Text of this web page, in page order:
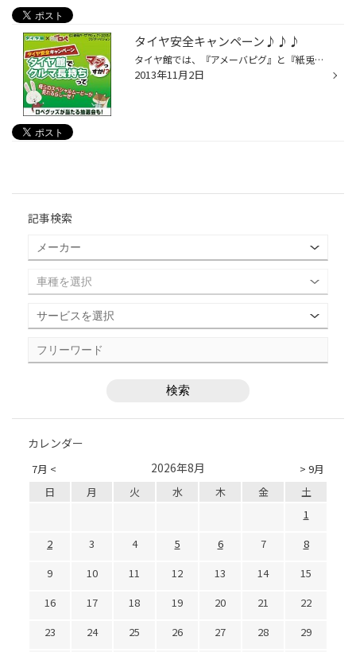
タイヤ安全キャンペーン♪♪♪
タイヤ館では、『アメーバピグ』と『紙兎ロぺ』との タイヤ安全キャンペーンを実施中!!! ご来店頂き、タイヤ無料点検とアンケートに答えていただくと 限定レアアイテムや紙兎ロぺグッズが当たる抽選会を実施中です！ このチャンスに是非是非GETして下さい！ 皆様のご来店お待ちしておりまぁす♪♪♪
2013年11月2日
記事検索
カレンダー
7月 < > 9月
2026年8月
日 月 火 水 木 金
土
1
2
3 4 5 6 7
8
9
10 11 12 13 14
15
16
17 18 19 20 21
22
23
24 25 26 27 28
29